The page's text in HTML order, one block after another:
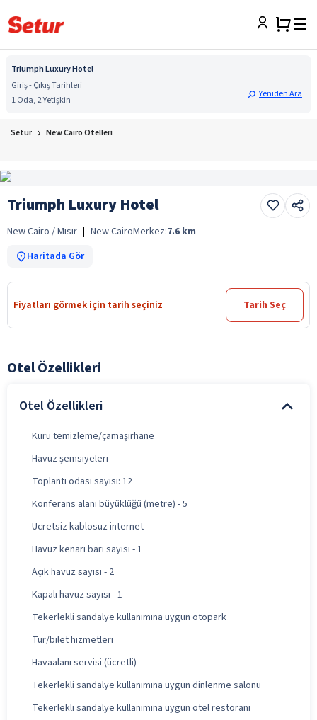
Triumph Luxury Hotel
Giriş - Çıkış Tarihleri
1 Oda, 2 Yetişkin
Yeniden Ara
Setur New Cairo Otelleri
Triumph Luxury Hotel
New Cairo / Mısır | New CairoMerkez:7.6 km
Haritada Gör
Fiyatları görmek için tarih seçiniz Tarih Seç
Otel Özellikleri
Otel Özellikleri
Kuru temizleme/çamaşırhane
Havuz şemsiyeleri
Toplantı odası sayısı: 12
Konferans alanı büyüklüğü (metre) - 5
Ücretsiz kablosuz internet
Havuz kenarı barı sayısı - 1
Açık havuz sayısı - 2
Kapalı havuz sayısı - 1
Tekerlekli sandalye kullanımına uygun otopark
Tur/bilet hizmetleri
Havaalanı servisi (ücretli)
Tekerlekli sandalye kullanımına uygun dinlenme salonu
Tekerlekli sandalye kullanımına uygun otel restoranı